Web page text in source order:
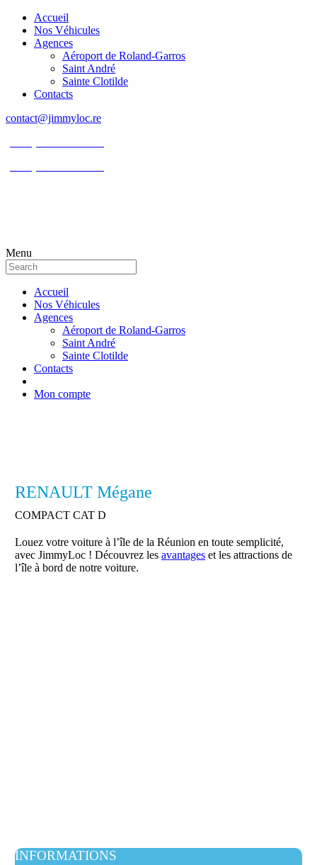
Accueil
Nos Véhicules
Agences
Aéroport de Roland-Garros
Saint André
Sainte Clotilde
Contacts
contact@jimmyloc.re
Menu
Accueil
Nos Véhicules
Agences
Aéroport de Roland-Garros
Saint André
Sainte Clotilde
Contacts
Mon compte
RENAULT Mégane
COMPACT CAT D
Louez votre voiture à l’île de la Réunion en toute semplicité,
avec JimmyLoc ! Découvrez les avantageset les attractions de
l’île à bord de notre voiture.
INFORMATIONS